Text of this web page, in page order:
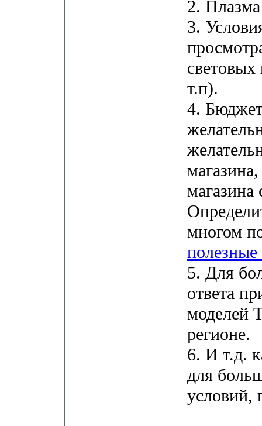
2.
3.
т.п).
4.
многом
5. Для
ответа
моделей
регионе.
6. И т.д.
для
условий,